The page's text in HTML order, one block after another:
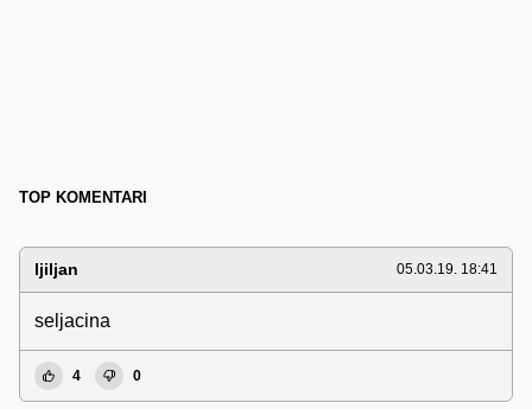
TOP KOMENTARI
ljiljan 05.03.19. 18:41
seljacina
4 0